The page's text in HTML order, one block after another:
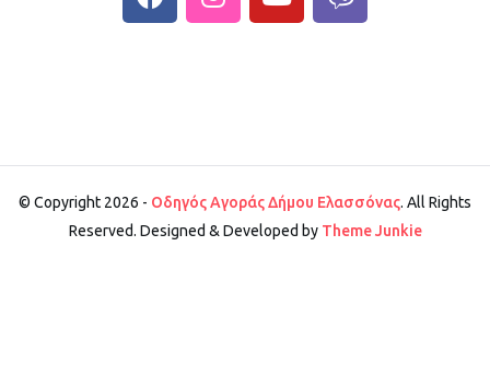
© Copyright 2026 - Οδηγός Αγοράς Δήμου Ελασσόνας. All Rights
Reserved. Designed & Developed by Theme Junkie